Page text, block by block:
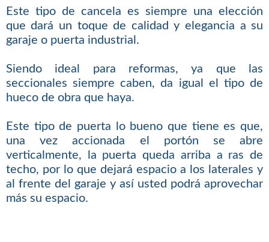
Este tipo de cancela es siempre una elección
que dará un toque de calidad y elegancia a su
garaje o puerta industrial.
Siendo ideal para reformas, ya que las
seccionales siempre caben, da igual el tipo de
hueco de obra que haya.
Este tipo de puerta lo bueno que tiene es que,
una vez accionada el portón se abre
verticalmente, la puerta queda arriba a ras de
techo, por lo que dejará espacio a los laterales y
al frente del garaje y así usted podrá aprovechar
más su espacio.